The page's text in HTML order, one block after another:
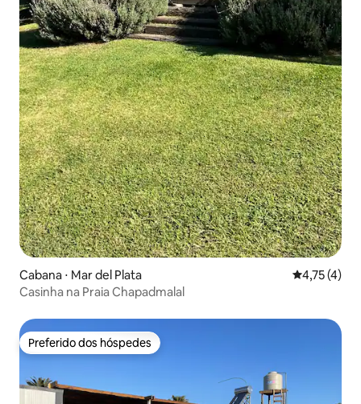
Cabana ⋅ Mar del Plata 4,75 de
4,75 (4)
Casinha na Praia Chapadmalal
Preferido dos hóspedes
Preferido dos hóspedes